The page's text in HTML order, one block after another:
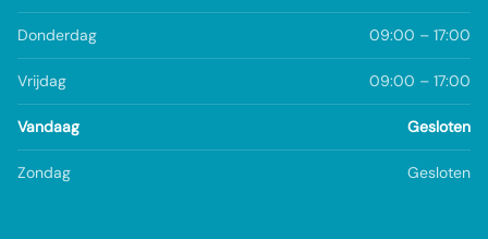
Donderdag 09:00 – 17:00
Vrijdag 09:00 – 17:00
Vandaag Gesloten
Zondag Gesloten